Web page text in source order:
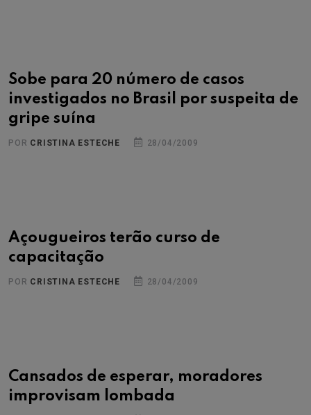
Sobe para 20 número de casos
investigados no Brasil por suspeita de
gripe suína
POR CRISTINA ESTECHE 28/04/2009
Açougueiros terão curso de
capacitação
POR CRISTINA ESTECHE 28/04/2009
Cansados de esperar, moradores
improvisam lombada